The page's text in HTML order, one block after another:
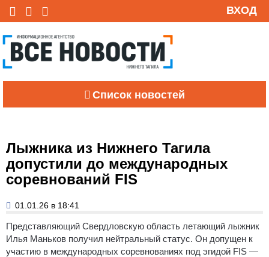
ВХОД
Список новостей
Лыжника из Нижнего Тагила
допустили до международных
соревнований FIS
01.01.26 в 18:41
Представляющий Свердловскую область летающий лыжник
Илья Маньков получил нейтральный статус. Он допущен к
участию в международных соревнованиях под эгидой FIS —